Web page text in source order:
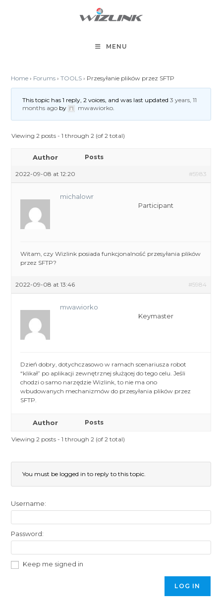
MENU
Home › Forums › TOOLS › Przesyłanie plików przez SFTP
This topic has 1 reply, 2 voices, and was last updated3 years, 11
months ago by mwawiorko.
Viewing 2 posts - 1 through 2 (of 2 total)
Author Posts
2022-09-08 at 12:20 #5983
michalowr
Participant
Witam, czy Wizlink posiada funkcjonalność przesyłania plików
przez SFTP?
2022-09-08 at 13:46 #5984
mwawiorko
Keymaster
Dzień dobry, dotychczasowo w ramach scenariusza robot
“klikał” po aplikacji zewnętrznej służącej do tego celu. Jeśli
chodzi o samo narzędzie Wizlink, to nie ma ono
wbudowanych mechanizmów do przesyłania plików przez
SFTP.
Author Posts
Viewing 2 posts - 1 through 2 (of 2 total)
You must be logged in to reply to this topic.
Username:
Password:
Keep me signed in
LOG IN